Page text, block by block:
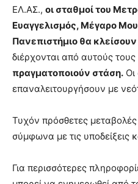
ΕΛ.ΑΣ., οι σταθμοί του
Ευαγγελισμός, Μέγαρο
Πανεπιστήμιο θα κλείσουν
διέρχονται από αυτούς
πραγματοποιούν στάση.
επαναλειτουργήσουν με
Τυχόν πρόσθετες
σύμφωνα με τις υποδείξεις
Για περισσότερες